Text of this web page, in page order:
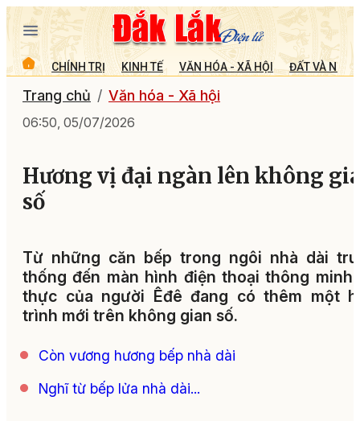
CHÍNH TRỊ KINH TẾ VĂN HÓA - XÃ HỘI ĐẤT VÀ
Trang chủ Văn hóa - Xã hội
06:50, 05/07/2026
Hương vị đại ngàn lên không
số
Từ những căn bếp trong ngôi nhà dài
thống đến màn hình điện thoại thông
thực của người Êđê đang có thêm một
trình mới trên không gian số.
Còn vương hương bếp nhà dài
Nghĩ từ bếp lửa nhà dài...